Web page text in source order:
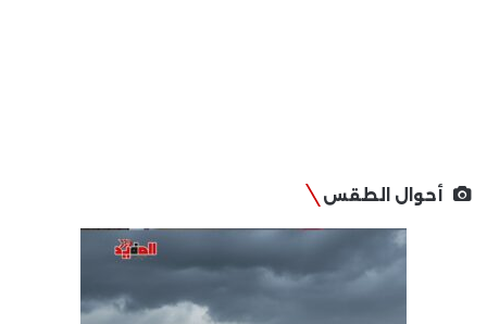
أحوال الطقس